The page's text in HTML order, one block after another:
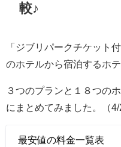
較♪
「ジブリパークチケット
のホテルから宿泊するホテ
３つのプランと１８つの
にまとめてみました。（4/
最安値の料金一覧表